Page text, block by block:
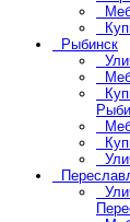
Рыбинск